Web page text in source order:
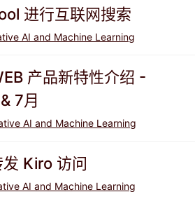
进行互联网搜索
AI and Machine Learning
产品新特性介绍 -
7月
AI and Machine Learning
Kiro 访问
AI and Machine Learning